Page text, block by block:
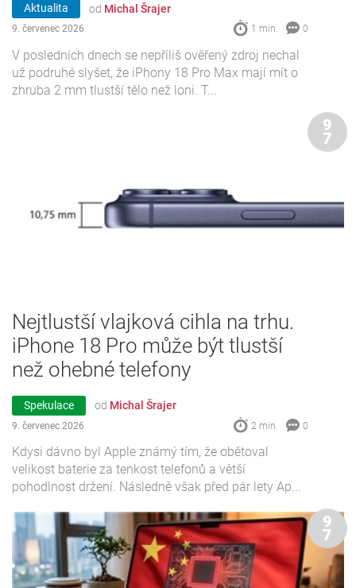
Aktualita od Michal Šrajer
9. červenec 2026 1 min. 0
V posledních dnech se nepříliš ověřený zdroj nechal
už podruhé slyšet, že iPhony 18 Pro Max mají mít o
zhruba 2 mm tlustší tělo než loni. T...
Nejtlustší vlajková cihla na trhu.
iPhone 18 Pro může být tlustší
než ohebné telefony
Spekulace od Michal Šrajer
9. červenec 2026 2 min. 0
Kdysi dávno byl Apple známý tím, že obětoval
velikost baterie za tenkost telefonů a větší
pohodlnost držení. Následně však před pár lety Ap...
9
7
9
7